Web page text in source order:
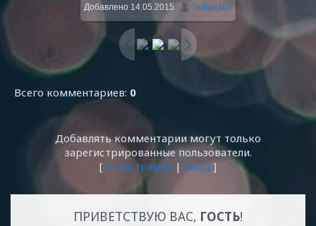
/ 156.1Kb
Добавлено 14.05.2015 Sultan107
Всего комментариев: 0
Добавлять комментарии могут только
зарегистрированные пользователи.
[ Регистрация | Вход ]
ПРИВЕТСТВУЮ ВАС, ГОСТЬ!